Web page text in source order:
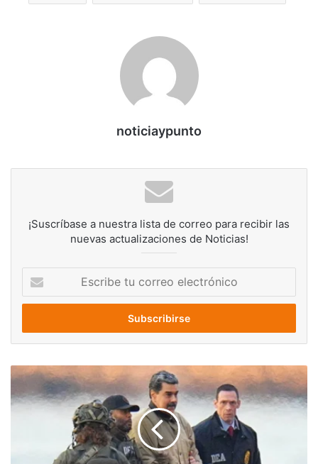
noticiaypunto
¡Suscríbase a nuestra lista de correo para recibir las
nuevas actualizaciones de Noticias!
correo
Exigen
se